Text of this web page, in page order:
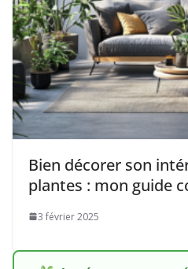
Bien décorer son
plantes : mon guide
3 février 2025